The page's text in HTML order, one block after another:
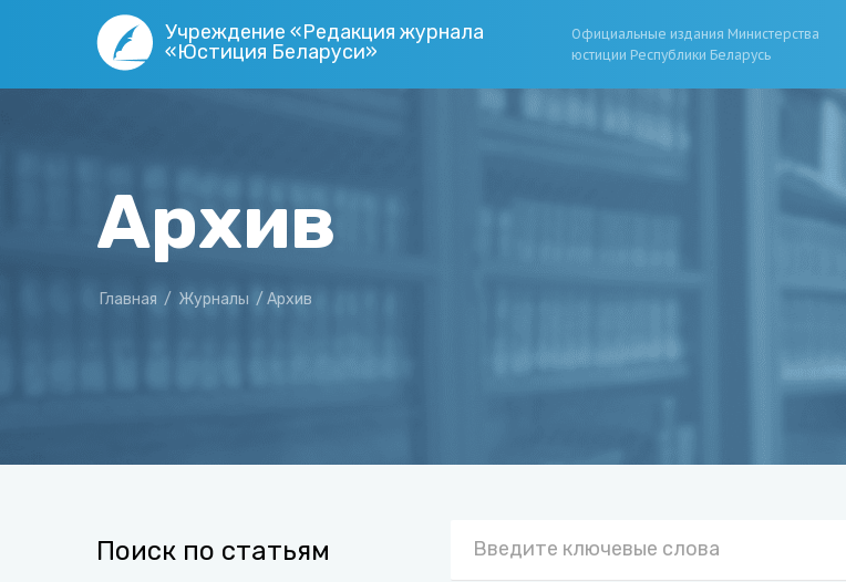
Учреждение «Редакция журнала
«Юстиция Беларуси»
Официальные издания Министерства
юстиции Республики Беларусь
Архив
Главная / Журналы / Архив
Поиск по статьям